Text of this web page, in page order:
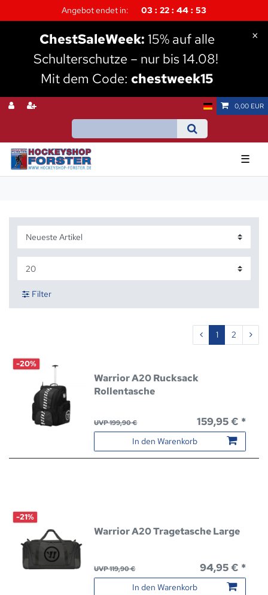
Angebot endet in: 03 22 44 52
ChestSaleWeek: 15% auf alle
Schulterschutze – nur bis 14.08!
Mit dem Code: chestweek15
×
0,00 EUR
☰
Filter
1 2
-20%
Warrior A20 Rucksack
Rollentasche
UVP 199,90 € 159,95 € *
In den Warenkorb
-21%
Warrior A20 Tragetasche Large
UVP 119,90 € 94,95 € *
In den Warenkorb